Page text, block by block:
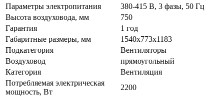
Параметры электропитания
380-415 В, 3 фазы, 50 Гц
Высота воздуховода, мм
750
Гарантия
1 год
Габаритные размеры, мм
1540x773x1183
Подкатегория
Вентиляторы
Воздуховод
прямоугольный
Категория
Вентиляция
Потребляемая электрическая
мощность, Вт
2200